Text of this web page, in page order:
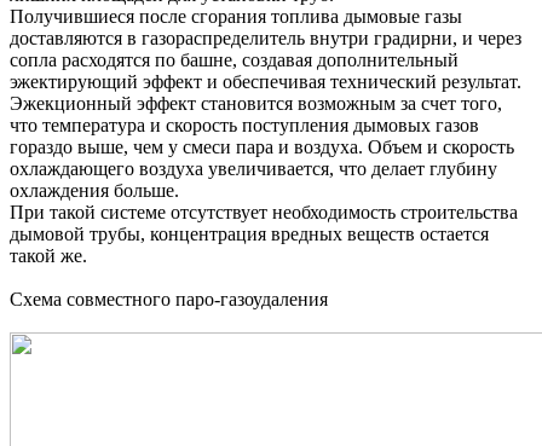
Получившиеся после сгорания топлива дымовые газы
доставляются в газораспределитель внутри градирни, и через
сопла расходятся по башне, создавая дополнительный
эжектирующий эффект и обеспечивая технический результат.
Эжекционный эффект становится возможным за счет того,
что температура и скорость поступления дымовых газов
гораздо выше, чем у смеси пара и воздуха. Объем и скорость
охлаждающего воздуха увеличивается, что делает глубину
охлаждения больше.
При такой системе отсутствует необходимость строительства
дымовой трубы, концентрация вредных веществ остается
такой же.
Схема совместного паро-газоудаления